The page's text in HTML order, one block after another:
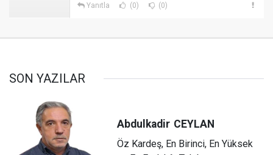
Yanıtla (0) (0)
SON YAZILAR
Abdulkadir CEYLAN
Öz Kardeş, En Birinci, En Yüksek